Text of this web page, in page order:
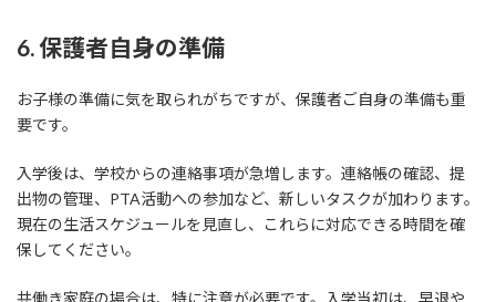
6. 保護者自身の準備
お子様の準備に気を取られがちですが、保護者ご自身の準備も重
要です。
入学後は、学校からの連絡事項が急増します。連絡帳の確認、提
出物の管理、PTA活動への参加など、新しいタスクが加わります。
現在の生活スケジュールを見直し、これらに対応できる時間を確
保してください。